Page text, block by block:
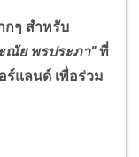
ๆ สำหรับ
ณัย พรประภา”ที่
ร์แลนด์ เพื่อร่วม